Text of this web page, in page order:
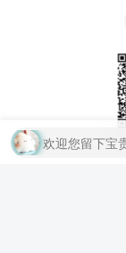
欢迎您留下宝